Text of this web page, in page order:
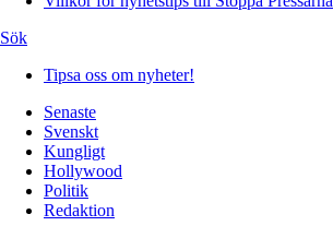
Sök
Tipsa oss om nyheter!
Senaste
Svenskt
Kungligt
Hollywood
Politik
Redaktion